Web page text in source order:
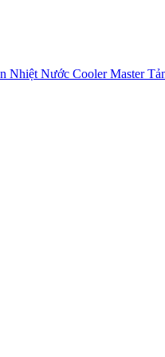
Nhiệt Nước Cooler Master